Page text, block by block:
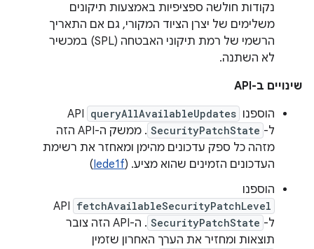
נקודות חולשה ספציפיות באמצעות תיקונים
משלימים של יצרן הציוד המקורי, גם אם התאריך
הרשמי של רמת תיקוני האבטחה (SPL) במכשיר
לא השתנה.
שינויים ב-API
הוספנו queryAllAvailableUpdates
API
ל- SecurityPatchState
. ממשק ה-API הזה
מזהה כל ספק עדכונים מהימן ומאחזר את רשימת
העדכונים הזמינים שהוא מציע. (Iede1f
)
הוספנו
fetchAvailableSecurityPatchLevel
API
ל- SecurityPatchState
. ה-API הזה צובר
תוצאות ומחזיר את הערך האחרון שזמין